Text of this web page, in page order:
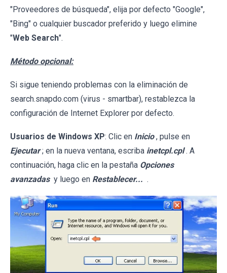
"Proveedores de búsqueda", elija por defecto "Google",
"Bing" o cualquier buscador preferido y luego elimine
"Web Search".
Método opcional:
Si sigue teniendo problemas con la eliminación de
search.snapdo.com (virus - smartbar), restablezca la
configuración de Internet Explorer por defecto.
Usuarios de Windows XP: Clic en Inicio , pulse en
Ejecutar ; en la nueva ventana, escriba inetcpl.cpl . A
continuación, haga clic en la pestaña Opciones
avanzadas y luego en Restablecer... .